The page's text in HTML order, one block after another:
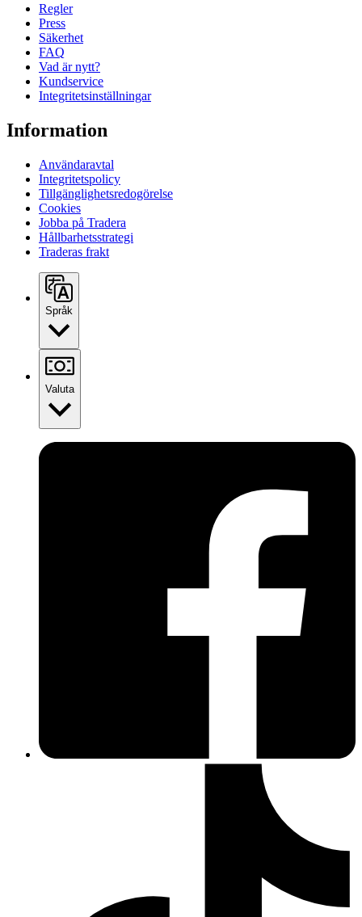
Regler
Press
Säkerhet
FAQ
Vad är nytt?
Kundservice
Integritetsinställningar
Information
Användaravtal
Integritetspolicy
Tillgänglighetsredogörelse
Cookies
Jobba på Tradera
Hållbarhetsstrategi
Traderas frakt
Språk
Valuta